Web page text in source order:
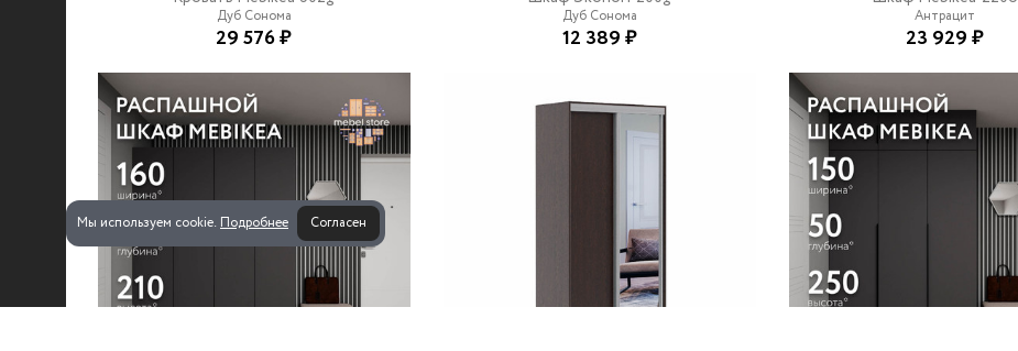
Мы используем cookie. Подробнее Согласен
Дуб Сонома
29 576 ₽
Дуб Сонома
12 389 ₽
Антрацит
23 929 ₽